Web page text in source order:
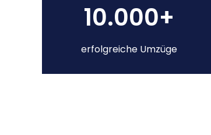
10.000+
erfolgreiche Umzüge